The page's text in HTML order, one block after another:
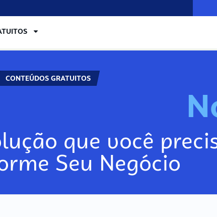
CONTEÚDOS GRATUITOS
N
que você
Seu Negócio